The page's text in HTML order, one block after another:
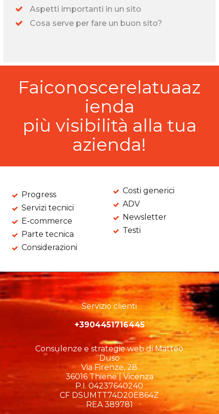
Aspetti importanti in un sito
Cosa serve per fare un buon sito?
Faiconoscerelatuaaz
ienda
più visibilità alla tua
azienda!
Progress
Servizi tecnici
E-commerce
Parte tecnica
Considerazioni
Costi generici
ADV
Newsletter
Testi
Servizio clienti
+3904451716445
Consulenze e strategie web di Matteo
Duso
Via Firenze, 28
36016 Thiene | Vicenza
P.I. 04237640240
CF DSUMTT74D20E864Z
REA 389781